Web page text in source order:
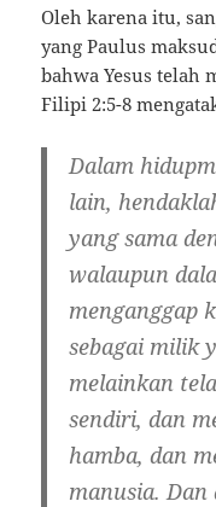
Oleh karena itu,
yang Paulus
bahwa Yesus telah
Filipi 2:5-8
Dalam
lain,
yang sama
walaupun
menganggap
sebagai milik
melainkan
sendiri, dan
hamba, dan
manusia. Dan